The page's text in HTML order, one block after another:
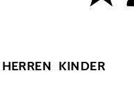
HERREN KINDER